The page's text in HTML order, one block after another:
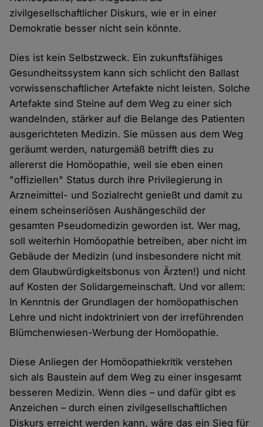
zivilgesellschaftlicher Diskurs, wie er in einer
Demokratie besser nicht sein könnte.
Dies ist kein Selbstzweck. Ein zukunftsfähiges
Gesundheitssystem kann sich schlicht den Ballast
vorwissenschaftlicher Artefakte nicht leisten. Solche
Artefakte sind Steine auf dem Weg zu einer sich
wandelnden, stärker auf die Belange des Patienten
ausgerichteten Medizin. Sie müssen aus dem Weg
geräumt werden, naturgemäß betrifft dies zu
allererst die Homöopathie, weil sie eben einen
"offiziellen" Status durch ihre Privilegierung in
Arzneimittel- und Sozialrecht genießt und damit zu
einem scheinseriösen Aushängeschild der
gesamten Pseudomedizin geworden ist. Wer mag,
soll weiterhin Homöopathie betreiben, aber nicht im
Gebäude der Medizin (und insbesondere nicht mit
dem Glaubwürdigkeitsbonus von Ärzten!) und nicht
auf Kosten der Solidargemeinschaft. Und vor allem:
In Kenntnis der Grundlagen der homöopathischen
Lehre und nicht indoktriniert von der irreführenden
Blümchenwiesen-Werbung der Homöopathie.
Diese Anliegen der Homöopathiekritik verstehen
sich als Baustein auf dem Weg zu einer insgesamt
besseren Medizin. Wenn dies – und dafür gibt es
Anzeichen – durch einen zivilgesellschaftlichen
Diskurs erreicht werden kann, wäre das ein Sieg für